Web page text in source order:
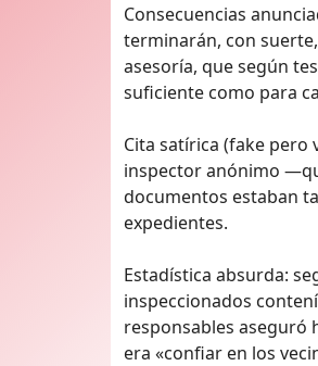
Consecuencias
terminarán, con
asesoría, que según
suficiente como para
Cita satírica (fake pero
inspector anónimo
documentos estaban
expedientes.
Estadística absurda:
inspeccionados
responsables aseguró
era «confiar en los